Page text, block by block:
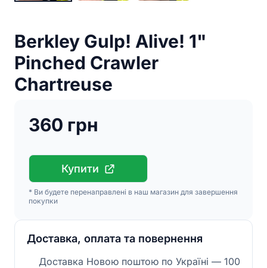
Berkley Gulp! Alive! 1"
Pinched Crawler
Chartreuse
360 грн
Купити
* Ви будете перенаправлені в наш магазин для завершення
покупки
Доставка, оплата та повернення
Доставка Новою поштою по Україні — 100